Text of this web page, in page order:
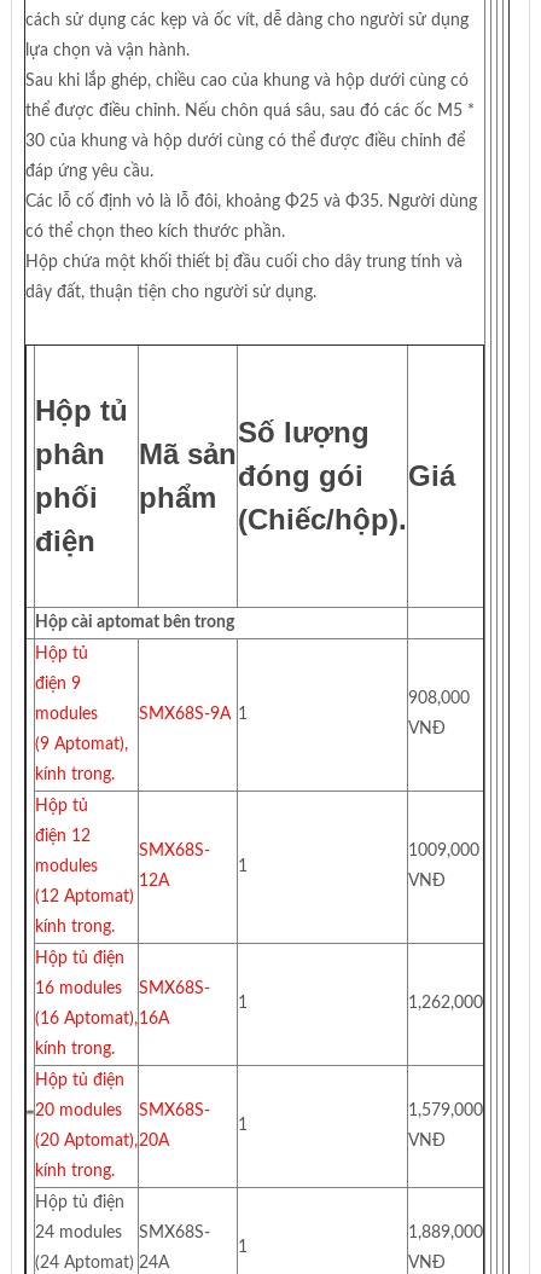
cách sử dụng các kẹp và ốc vít, dễ dàng cho người sử dụng
lựa chọn và vận hành.
Sau khi lắp ghép, chiều cao của khung và hộp dưới cùng có
thể được điều chỉnh. Nếu chôn quá sâu, sau đó các ốc M5 *
30 của khung và hộp dưới cùng có thể được điều chỉnh để
đáp ứng yêu cầu.
Các lỗ cố định vỏ là lỗ đôi, khoảng Φ25 và Φ35. Người dùng
có thể chọn theo kích thước phần.
Hộp chứa một khối thiết bị đầu cuối cho dây trung tính và
dây đất, thuận tiện cho người sử dụng.
Hộp tủ
phân
phối
điện
Mã sản
phẩm
Số lượng
đóng gói
(Chiếc/hộp).
Giá
Hộp cài aptomat bên trong
Hộp tủ
điện 9
modules
(9 Aptomat),
kính trong.
SMX68S-9A 1
908,000
VNĐ
Hộp tủ
điện 12
modules
(12 Aptomat)
kính trong.
SMX68S-
12A
1
1009,000
VNĐ
Hộp tủ điện
16 modules
(16 Aptomat),
kính trong.
SMX68S-
16A
1 1,262,000
Hộp tủ điện
20 modules
(20 Aptomat),
kính trong.
SMX68S-
20A
1
1,579,000
VNĐ
Hộp tủ điện
24 modules
(24 Aptomat)
SMX68S-
24A
1
1,889,000
VNĐ